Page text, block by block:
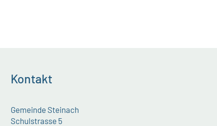
Kontakt
Gemeinde Steinach
Schulstrasse 5